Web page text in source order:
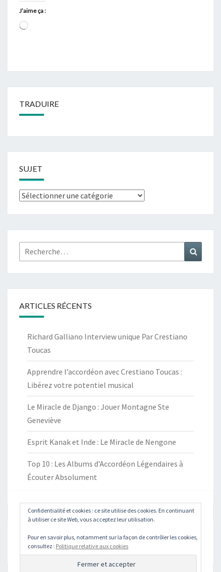
J’aime ça :
Chargement…
TRADUIRE
SUJET
Sujet
Confidentialité et cookies : ce site utilise des cookies. En continuant
à utiliser ce site Web, vous acceptez leur utilisation.
Pour en savoir plus, notamment sur la façon de contrôler les cookies,
consultez : Politique relative aux cookies
Rechercher :
ARTICLES RÉCENTS
Richard Galliano Interview unique Par Crestiano
Toucas
Apprendre l’accordéon avec Crestiano Toucas :
Libérez votre potentiel musical
Le Miracle de Django : Jouer Montagne Ste
Geneviève
Esprit Kanak et Inde : Le Miracle de Nengone
Top 10 : Les Albums d’Accordéon Légendaires à
Écouter Absolument
Rechercher :